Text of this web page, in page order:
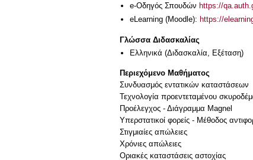
e-Οδηγός Σπουδών https://
eLearning (Moodle): https://
Γλώσσα Διδασκαλίας
Ελληνικά (Διδασκαλία, Εξέταση)
Περιεχόμενο Μαθήματος
Συνδυασμός εντατικών καταστάσεων
Τεχνολογία προεντεταμένου
Προέλεγχος - Διάγραμμα Magnel
Υπερστατικοί φορείς - Μέθοδος
Στιγμιαίες απώλειες
Χρόνιες απώλειες
Οριακές καταστάσεις αστοχίας